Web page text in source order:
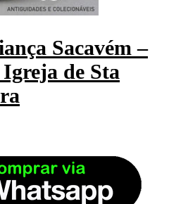
Sacavém –
de Sta